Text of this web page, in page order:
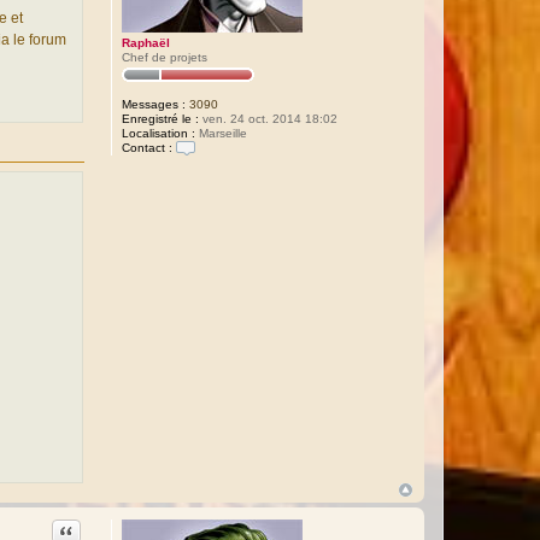
Raphaël
Chef de projets
Messages : 3090
Enregistré le : ven. 24 oct. 2014 18:02
Localisation : Marseille
Contact :
et
le forum
Citation